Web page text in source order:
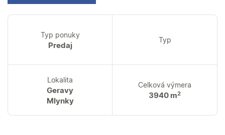
Typ ponuky
Predaj
Typ
Lokalita
Geravy
Mlynky
Celková výmera
3940 m2